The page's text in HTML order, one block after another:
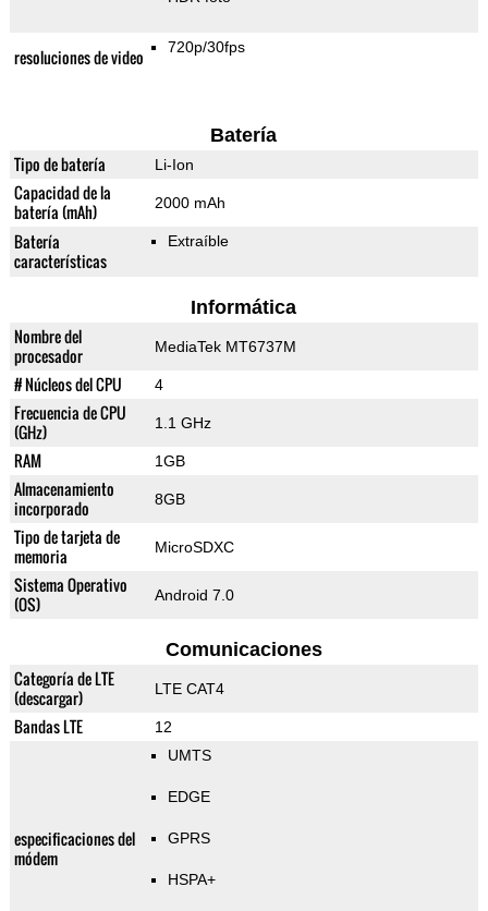
resoluciones de video 720p/30fps
Batería
Tipo de batería Li-Ion
Capacidad de la
batería (mAh)
2000 mAh
Batería
características
Extraíble
Informática
Nombre del
procesador
MediaTek MT6737M
# Núcleos del CPU 4
Frecuencia de CPU
(GHz)
1.1 GHz
RAM 1GB
Almacenamiento
incorporado
8GB
Tipo de tarjeta de
memoria
MicroSDXC
Sistema Operativo
(OS)
Android 7.0
Comunicaciones
Categoría de LTE
(descargar)
LTE CAT4
Bandas LTE 12
especificaciones del
módem
UMTS
EDGE
GPRS
HSPA+